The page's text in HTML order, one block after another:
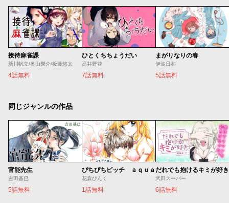
接待麻雀課
新川帆立/奥山響介/後藤悠太
4話無料
ひとくちちょうだい
髙井野花
7話無料
まがりなりの春
伊波日和
5話無料
同じジャンルの作品
官能先生
吉田基已
5話無料
ぴちぴちピッチ ａｑｕａ
花森ぴんく
1話無料
だれでも抱けるキミが好き
武田スーパー
6話無料